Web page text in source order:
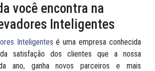
você encontra na
Inteligentes
Inteligentes é uma empresa conhecida
satisfação dos clientes que a nossa
ano, ganha novos parceiros e mais